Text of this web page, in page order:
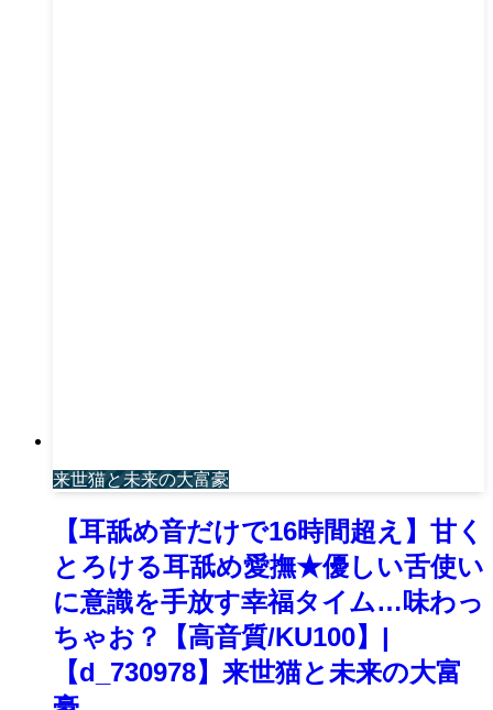
来世猫と未来の大富豪
【耳舐め音だけで16時間超え】甘く
とろける耳舐め愛撫★優しい舌使い
に意識を手放す幸福タイム…味わっ
ちゃお？【高音質/KU100】|
【d_730978】来世猫と未来の大富